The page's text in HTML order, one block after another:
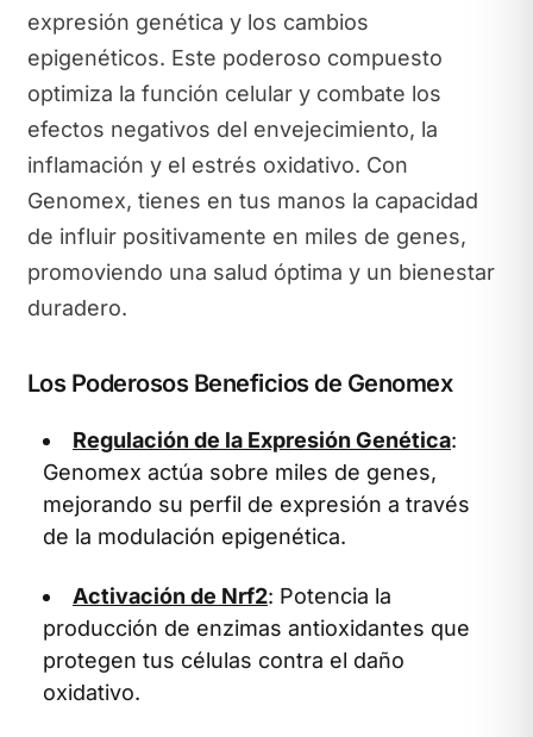
expresión genética y los cambios
epigenéticos. Este poderoso compuesto
optimiza la función celular y combate los
efectos negativos del envejecimiento, la
inflamación y el estrés oxidativo. Con
Genomex, tienes en tus manos la capacidad
de influir positivamente en miles de genes,
promoviendo una salud óptima y un bienestar
duradero.
Los Poderosos Beneficios de Genomex
Regulación de la Expresión Genética:
Genomex actúa sobre miles de genes,
mejorando su perfil de expresión a través
de la modulación epigenética.
Activación de Nrf2: Potencia la
producción de enzimas antioxidantes que
protegen tus células contra el daño
oxidativo.